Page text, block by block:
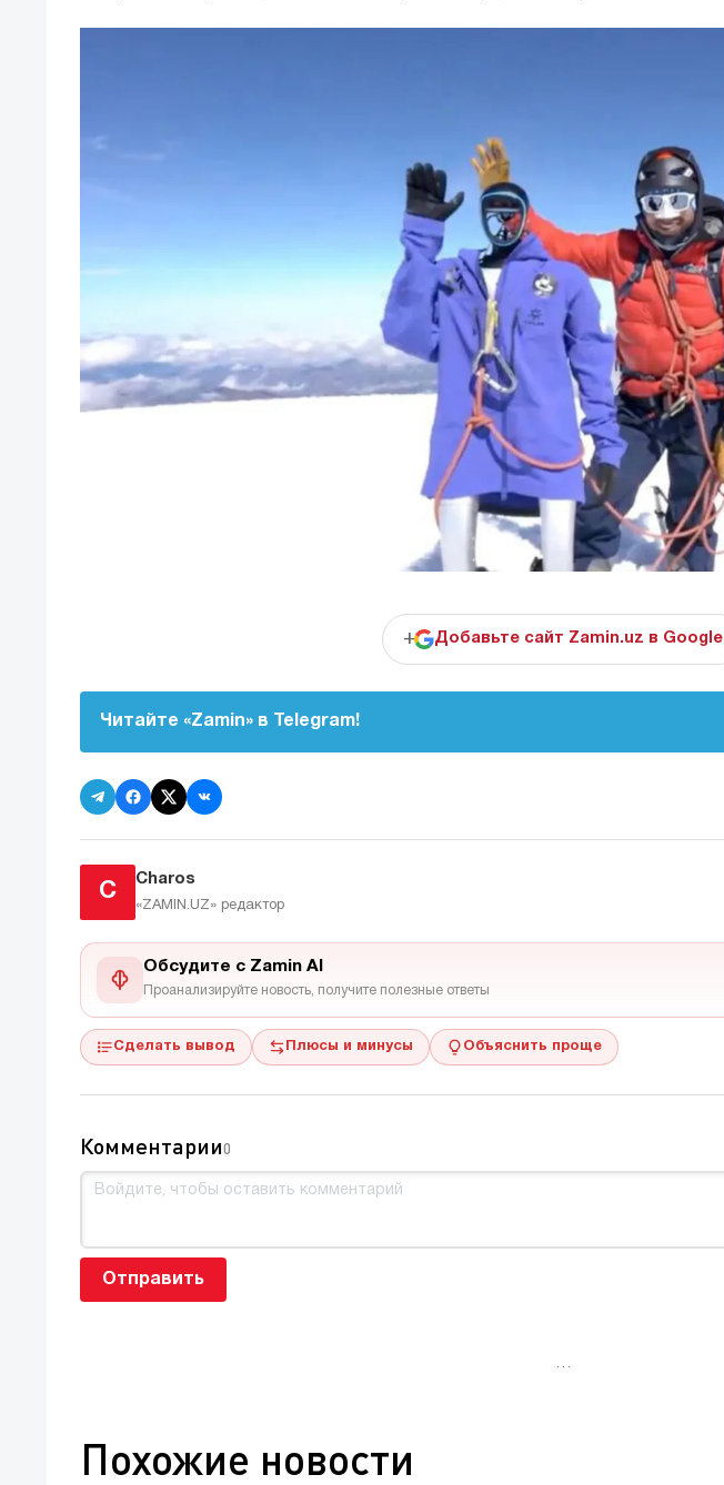
+ Добавьте сайт Zamin.uz в Google
Читайте «Zamin» в Telegram!
C
Charos
«ZAMIN.UZ» редактор
Обсудите с Zamin AI
Проанализируйте новость, получите полезные ответы
Сделать вывод Плюсы и минусы Объяснить проще
Комментарии0
Отправить
…
Похожие новости